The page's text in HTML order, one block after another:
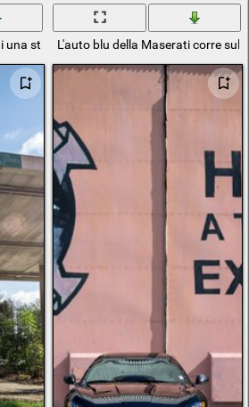
una strada sterrata
L'auto blu della Maserati corre sul